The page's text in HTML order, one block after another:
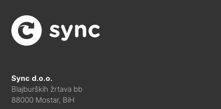
Sync d.o.o.
Blajburških žrtava bb
88000 Mostar, BiH